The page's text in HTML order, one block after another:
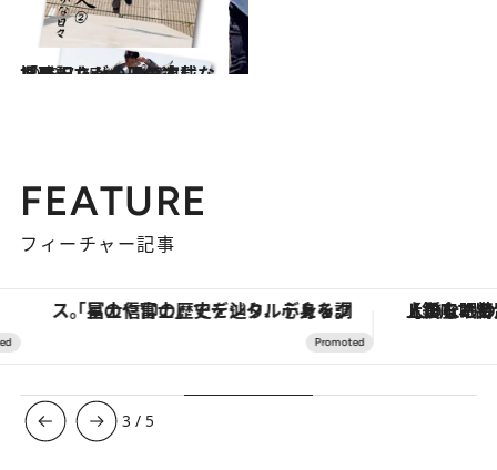
2013.7.25
堺雅人さんの人気連載「月記」が一冊の本になりました
カルチャー
FEATURE
フィーチャー記事
「星のや富士」でデジタルデトックス。冨士信仰の歴史を辿り、心身を調える。 【銀座で出合う最旬美容】美髪ケアや上質
3 / 5